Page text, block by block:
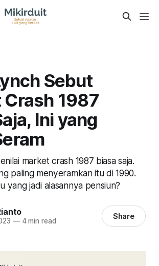
Sebut
1987
Ini yang
market crash 1987 biasa saja.
paling menyeramkan itu di 1990.
yang jadi alasannya pensiun?
—4 min read Share